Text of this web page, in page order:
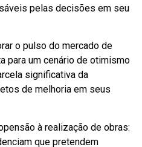
pelas decisões em seu
o pulso do mercado de
para um cenário de otimismo
significativa da
de melhoria em seus
à realização de obras:
que pretendem